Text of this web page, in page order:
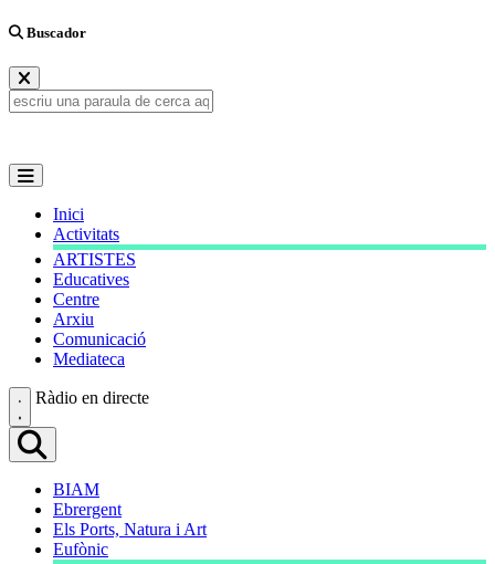
Buscador
Inici
Activitats
ARTISTES
Educatives
Centre
Arxiu
Comunicació
Mediateca
Ràdio en directe
BIAM
Ebrergent
Els Ports, Natura i Art
Eufònic